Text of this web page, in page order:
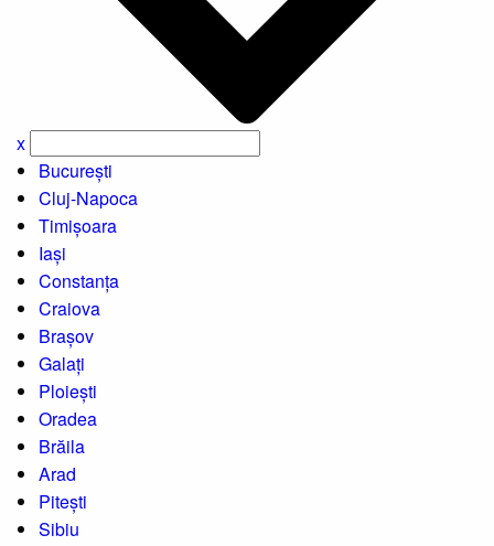
x
București
Cluj-Napoca
Timișoara
Iași
Constanța
Craiova
Brașov
Galați
Ploiești
Oradea
Brăila
Arad
Pitești
Sibiu